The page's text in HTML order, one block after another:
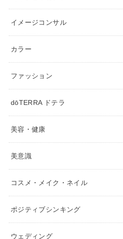
イメージコンサル
カラー
ファッション
dōTERRA ドテラ
美容・健康
美意識
コスメ・メイク・ネイル
ポジティブシンキング
ウェディング